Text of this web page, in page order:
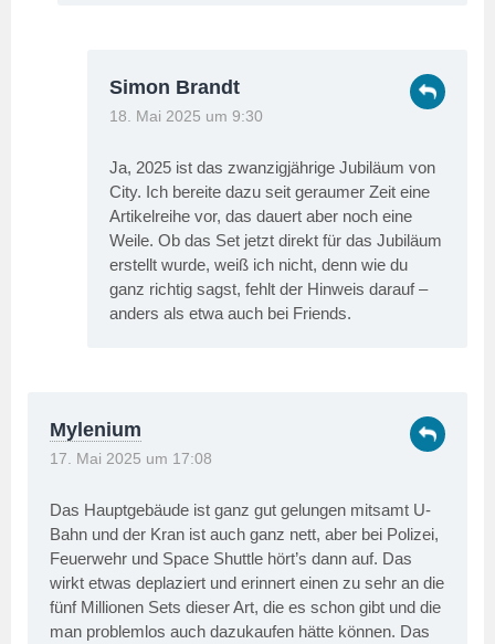
Simon Brandt
18. Mai 2025 um 9:30
Ja, 2025 ist das zwanzigjährige Jubiläum von
City. Ich bereite dazu seit geraumer Zeit eine
Artikelreihe vor, das dauert aber noch eine
Weile. Ob das Set jetzt direkt für das Jubiläum
erstellt wurde, weiß ich nicht, denn wie du
ganz richtig sagst, fehlt der Hinweis darauf –
anders als etwa auch bei Friends.
Mylenium
17. Mai 2025 um 17:08
Das Hauptgebäude ist ganz gut gelungen mitsamt U-
Bahn und der Kran ist auch ganz nett, aber bei Polizei,
Feuerwehr und Space Shuttle hört’s dann auf. Das
wirkt etwas deplaziert und erinnert einen zu sehr an die
fünf Millionen Sets dieser Art, die es schon gibt und die
man problemlos auch dazukaufen hätte können. Das